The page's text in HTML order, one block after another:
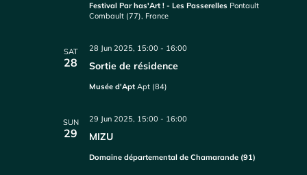
Festival Par has'Art ! - Les Passerelles Pontault
Combault (77), France
SAT
28 Sortie de résidence
28 Jun 2025, 15:00 - 16:00
Musée d'AptApt (84)
SUN
29 MIZU
29 Jun 2025, 15:00 - 16:00
Domaine départemental de Chamarande (91)